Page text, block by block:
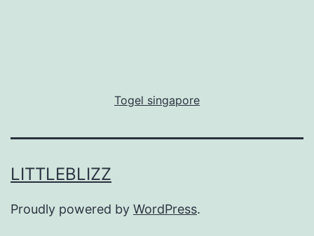
Togel singapore
LITTLEBLIZZ
Proudly powered by WordPress.